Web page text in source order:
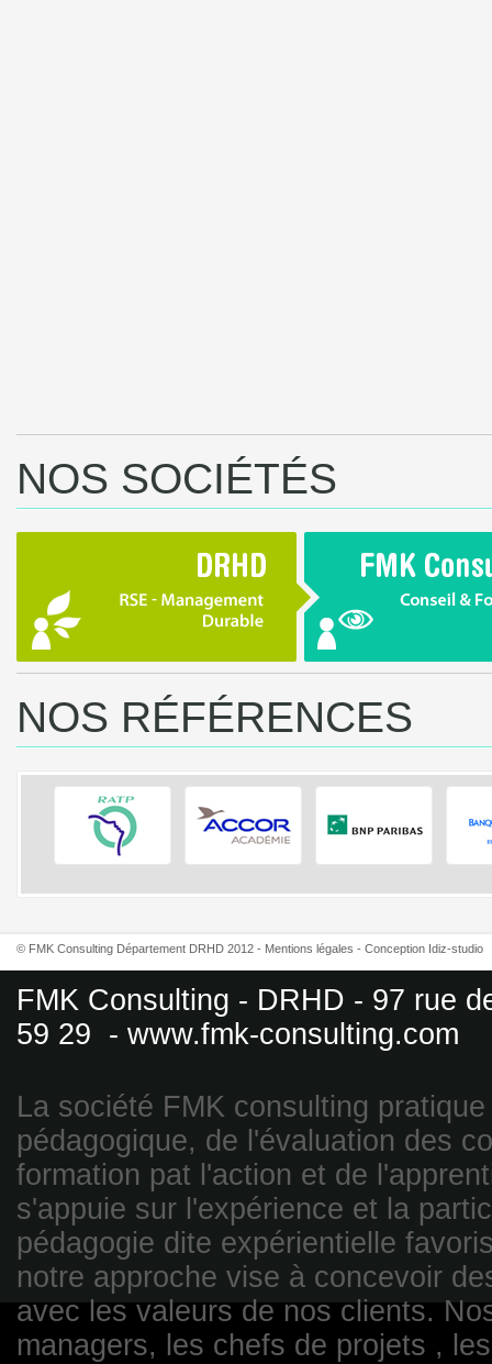
NOS SOCIÉTÉS
NOS RÉFÉRENCES
© FMK Consulting Département DRHD 2012 - Mentions légales - Conception Idiz-studio
FMK Consulting - DRHD - 97 rue
59 29 - www.fmk-consulting.com
La société FMK consulting
pédagogique, de l'évaluation des
formation pat l'action et de
s'appuie sur l'expérience et la
pédagogie dite expérientielle
notre approche vise à concevoir
avec les valeurs de nos clients.
managers, les chefs de projets ,